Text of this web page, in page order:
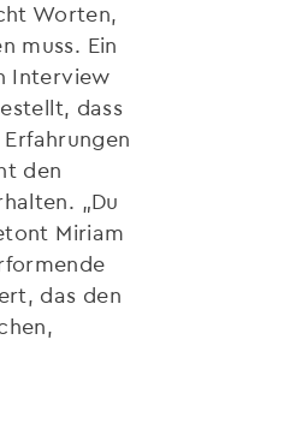
Worten,
muss. Ein
Interview
dass
den
„Du
Miriam
das den